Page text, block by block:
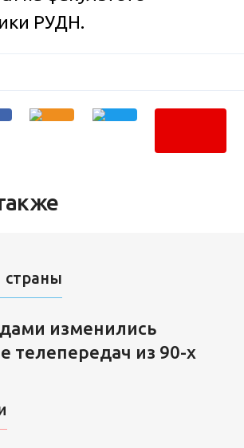
РУДН.
страны
изменились
телепередач из 90-х